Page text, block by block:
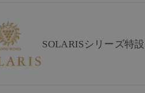
SOLARISシリーズ特